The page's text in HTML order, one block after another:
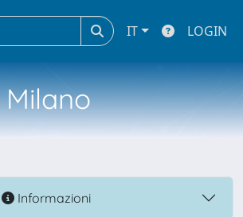
IT LOGIN
Informazioni